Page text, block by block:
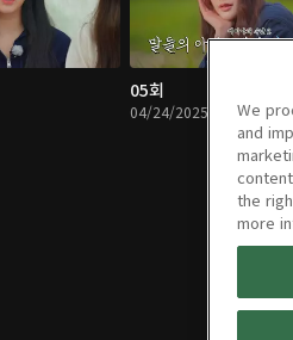
05회
04/24/2025 • 1시간 1분
We
and
the
more